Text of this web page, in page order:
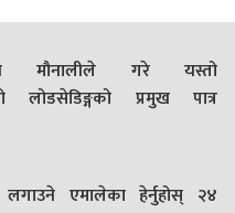
मौनालीले गरे यस्तो
लोडसेडिङ्गको प्रमुख पात्र
लगाउने एमालेका हेर्नुहोस् २४